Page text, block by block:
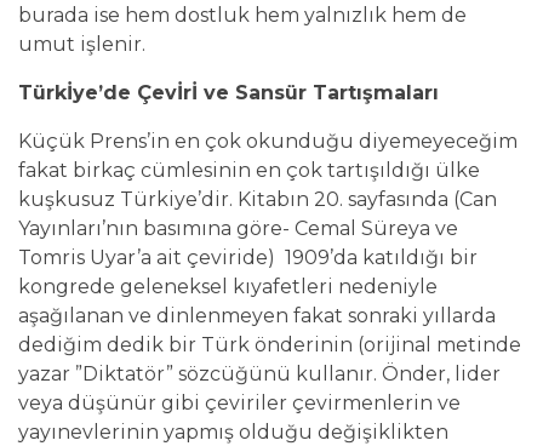
burada ise hem dostluk hem yalnızlık hem de
umut işlenir.
Türkİye’de Çevİrİ ve Sansür Tartışmaları
Küçük Prens’in en çok okunduğu diyemeyeceğim
fakat birkaç cümlesinin en çok tartışıldığı ülke
kuşkusuz Türkiye’dir. Kitabın 20. sayfasında (Can
Yayınları’nın basımına göre- Cemal Süreya ve
Tomris Uyar’a ait çeviride) 1909’da katıldığı bir
kongrede geleneksel kıyafetleri nedeniyle
aşağılanan ve dinlenmeyen fakat sonraki yıllarda
dediğim dedik bir Türk önderinin (orijinal metinde
yazar ”Diktatör” sözcüğünü kullanır. Önder, lider
veya düşünür gibi çeviriler çevirmenlerin ve
yayınevlerinin yapmış olduğu değişiklikten